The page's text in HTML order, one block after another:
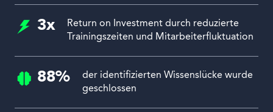
3x
Return on Investment durch reduzierte
Trainingszeiten und Mitarbeiterfluktuation
88%
der identifizierten Wissenslücke wurde
geschlossen